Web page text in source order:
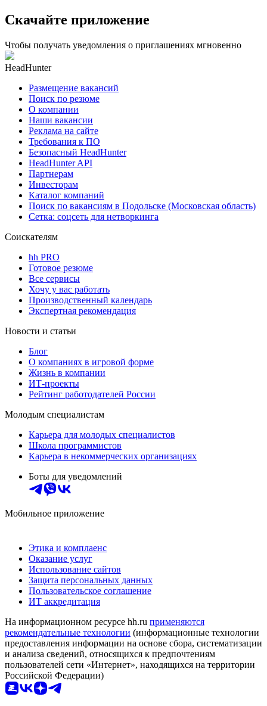
Скачайте приложение
Чтобы получать уведомления о приглашениях мгновенно
HeadHunter
Размещение вакансий
Поиск по резюме
О компании
Наши вакансии
Реклама на сайте
Требования к ПО
Безопасный HeadHunter
HeadHunter API
Партнерам
Инвесторам
Каталог компаний
Поиск по вакансиям в Подольске (Московская область)
Сетка: соцсеть для нетворкинга
Соискателям
hh PRO
Готовое резюме
Все сервисы
Хочу у вас работать
Производственный календарь
Экспертная рекомендация
Новости и статьи
Блог
О компаниях в игровой форме
Жизнь в компании
ИТ-проекты
Рейтинг работодателей России
Молодым специалистам
Карьера для молодых специалистов
Школа программистов
Карьера в некоммерческих организациях
Боты для уведомлений
Мобильное приложение
Этика и комплаенс
Оказание услуг
Использование сайтов
Защита персональных данных
Пользовательское соглашение
ИТ аккредитация
На информационном ресурсе hh.ru применяются
рекомендательные технологии (информационные технологии
предоставления информации на основе сбора, систематизации
и анализа сведений, относящихся к предпочтениям
пользователей сети «Интернет», находящихся на территории
Российской Федерации)